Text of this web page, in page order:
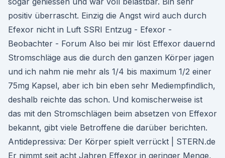
positiv überrascht. Einzig die Angst wird auch durch
Efexor nicht in Luft SSRI Entzug - Efexor -
Beobachter - Forum Also bei mir löst Effexor dauernd
Stromschläge aus die durch den ganzen Körper jagen
und ich nahm nie mehr als 1/4 bis maximum 1/2 einer
75mg Kapsel, aber ich bin eben sehr Mediempfindlich,
deshalb reichte das schon. Und komischerweise ist
das mit den Stromschlägen beim absetzen von Effexor
bekannt, gibt viele Betroffene die darüber berichten.
Antidepressiva: Der Körper spielt verrückt | STERN.de
Er nimmt seit acht Jahren Effexor in geringer Menge,